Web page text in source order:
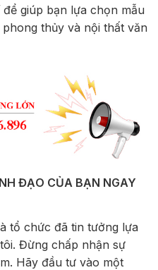
giúp bạn lựa chọn mẫu
thủy và nội thất văn
ĐẠO CỦA BẠN NGAY
tổ chức đã tin tưởng lựa
Đừng chấp nhận sự
Hãy đầu tư vào một